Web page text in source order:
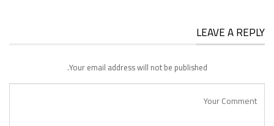
LEAVE A REPLY
Your email address will not be published.